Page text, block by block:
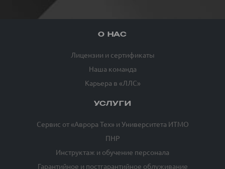
О НАС
Лицензии и сертификаты
Наша команда
Карьера в «ЛЛС»
УСЛУГИ
Сервис от «Аврора Тех» и Университета ИТМО
ПНР
Инструктаж и обучение персонала
Гарантийное и постгарантийное облуживание